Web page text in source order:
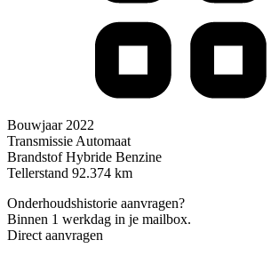
Bouwjaar 2022
Transmissie Automaat
Brandstof Hybride Benzine
Tellerstand 92.374 km
Onderhoudshistorie aanvragen?
Binnen 1 werkdag in je mailbox.
Direct aanvragen